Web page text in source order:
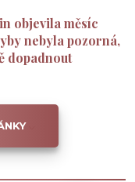
objevila měsíc
nebyla pozorná,
dopadnout